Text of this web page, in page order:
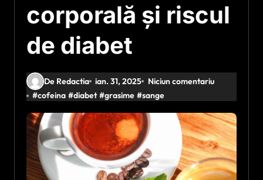
corporală și riscul
de diabet
De Redactia ian. 31, 2025
Niciun comentariu
#cofeina #diabet #grasime #sange